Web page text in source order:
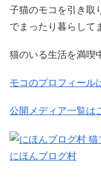
子猫のモコを引き取
でまったり暮らして
猫のいる生活を満喫
モコのプロフィール
公開メディア一覧は
にほんブログ村